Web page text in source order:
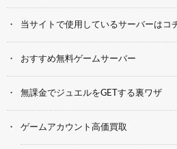
当サイトで使用しているサーバーはコ
おすすめ無料ゲームサーバー
無課金でジュエルをGETする裏ワザ
ゲームアカウント高価買取